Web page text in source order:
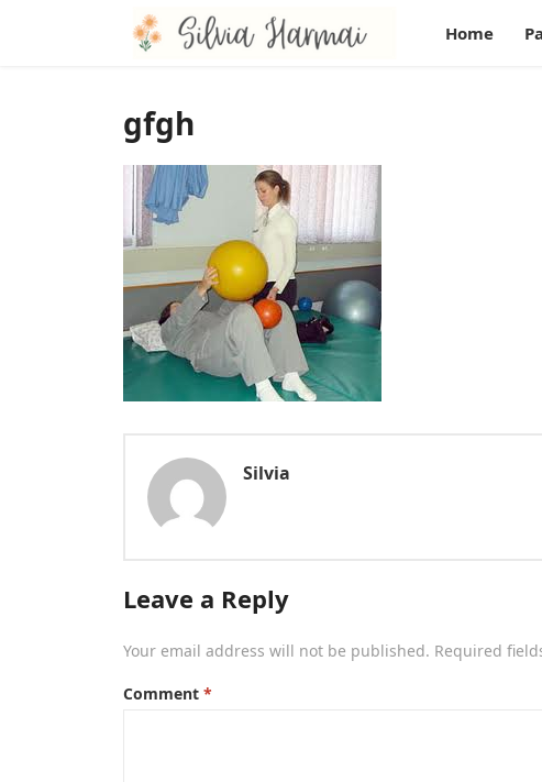
Home
gfgh
Silvia
Leave a Reply
Your email address will not be published. Required
Comment *